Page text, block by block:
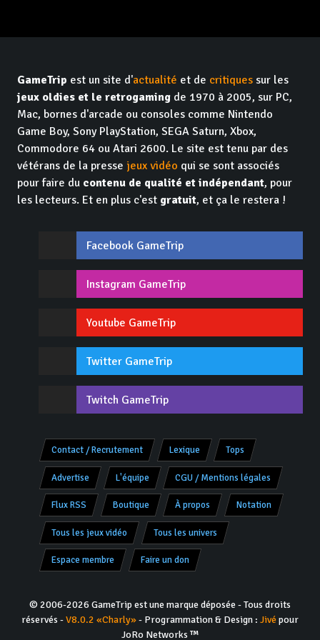
GameTrip est un site d'actualité et de critiques sur les
jeux oldies et le retrogaming de 1970 à 2005, sur PC,
Mac, bornes d'arcade ou consoles comme Nintendo
Game Boy, Sony PlayStation, SEGA Saturn, Xbox,
Commodore 64 ou Atari 2600. Le site est tenu par des
vétérans de la presse jeux vidéo qui se sont associés
pour faire du contenu de qualité et indépendant, pour
les lecteurs. Et en plus c'est gratuit, et ça le restera !
Facebook GameTrip
Instagram GameTrip
Youtube GameTrip
Twitter GameTrip
Twitch GameTrip
Contact / Recrutement Lexique Tops
Advertise L'équipe CGU / Mentions légales
Flux RSS Boutique À propos Notation
Tous les jeux vidéo Tous les univers
Espace membre Faire un don
© 2006-2026 GameTrip est une marque déposée - Tous droits
réservés -V8.0.2 «Charly»- Programmation & Design : Jivépour
JoRo Networks ™